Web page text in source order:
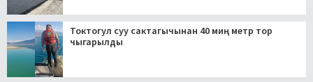
Токтогул суу сактагычынан 40 миң метр тор
чыгарылды